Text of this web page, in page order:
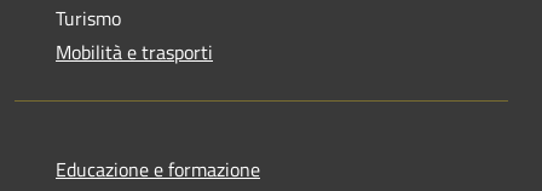
Turismo
Mobilità e trasporti
Educazione e formazione